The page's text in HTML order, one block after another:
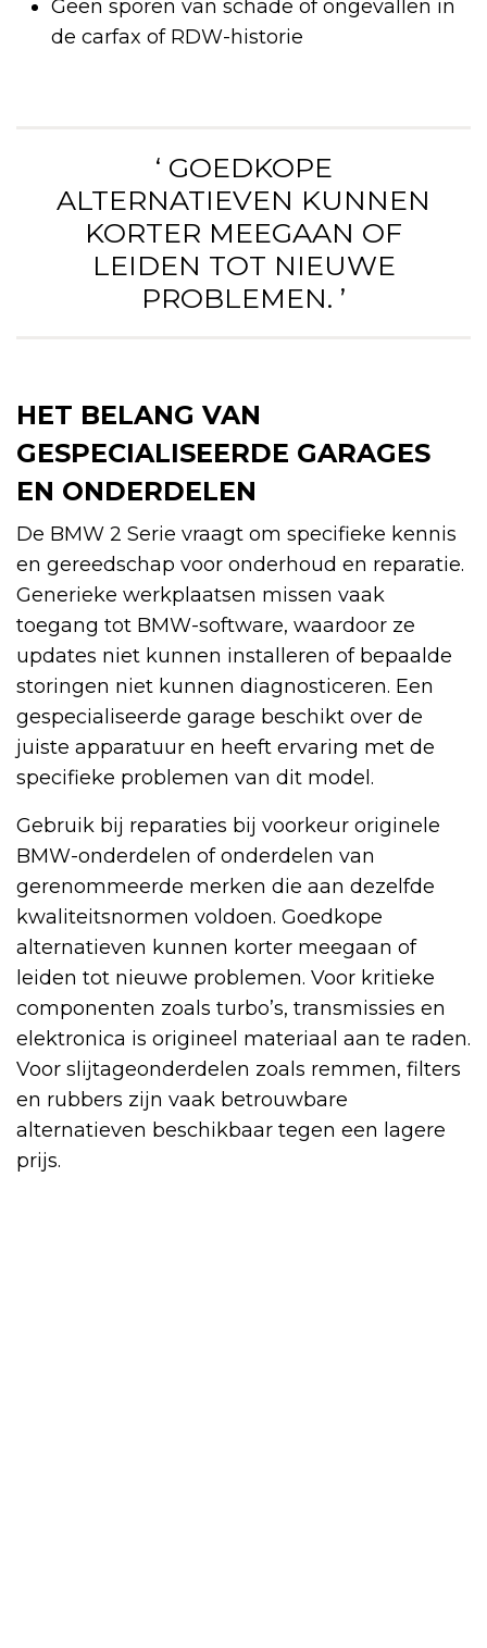
Geen sporen van schade of ongevallen in
de carfax of RDW-historie
‘ GOEDKOPE
ALTERNATIEVEN KUNNEN
KORTER MEEGAAN OF
LEIDEN TOT NIEUWE
PROBLEMEN. ’
HET BELANG VAN
GESPECIALISEERDE GARAGES
EN ONDERDELEN
De BMW 2 Serie vraagt om specifieke kennis
en gereedschap voor onderhoud en reparatie.
Generieke werkplaatsen missen vaak
toegang tot BMW-software, waardoor ze
updates niet kunnen installeren of bepaalde
storingen niet kunnen diagnosticeren. Een
gespecialiseerde garage beschikt over de
juiste apparatuur en heeft ervaring met de
specifieke problemen van dit model.
Gebruik bij reparaties bij voorkeur originele
BMW-onderdelen of onderdelen van
gerenommeerde merken die aan dezelfde
kwaliteitsnormen voldoen. Goedkope
alternatieven kunnen korter meegaan of
leiden tot nieuwe problemen. Voor kritieke
componenten zoals turbo’s, transmissies en
elektronica is origineel materiaal aan te raden.
Voor slijtageonderdelen zoals remmen, filters
en rubbers zijn vaak betrouwbare
alternatieven beschikbaar tegen een lagere
prijs.